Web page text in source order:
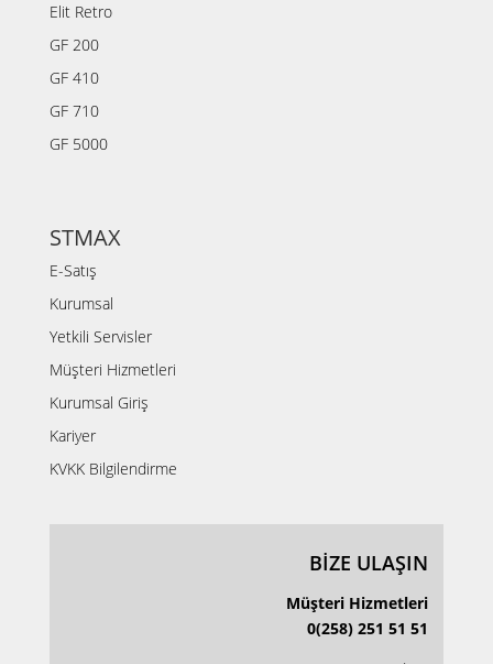
Elit Retro
GF 200
GF 410
GF 710
GF 5000
STMAX
E-Satış
Kurumsal
Yetkili Servisler
Müşteri Hizmetleri
Kurumsal Giriş
Kariyer
KVKK Bilgilendirme
BİZE ULAŞIN
Müşteri Hizmetleri
0(258) 251 51 51